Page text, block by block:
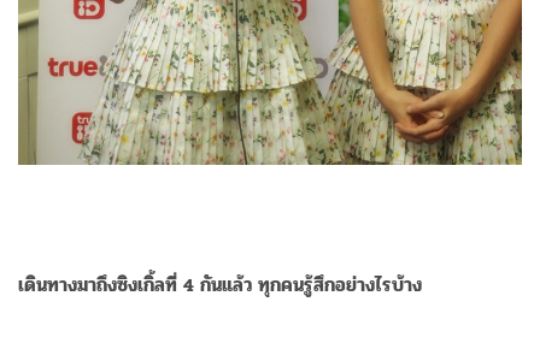
เดินทางมาถึงซิงเกิ้ลที่ 4 กันแล้ว ทุกคนรู้สึกอย่างไรบ้าง